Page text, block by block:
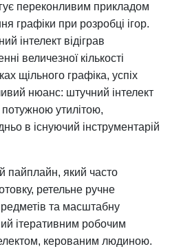
переконливим прикладом
графіки при розробці ігор.
інтелект відіграв
величезної кількості
щільного графіка, успіх
нюанс: штучний інтелект
утилітою,
в існуючий інструментарій
пайплайн, який часто
ретельне ручне
та масштабну
ітеративним робочим
керованим людиною.